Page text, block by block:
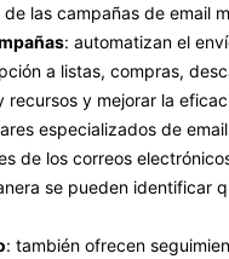
las campañas de email
: automatizan el
a listas, compras,
recursos y mejorar la
especializados de
de los correos
se pueden identificar
: también ofrecen